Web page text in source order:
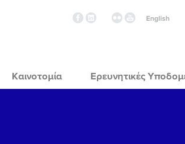
English
Καινοτομία Ερευνητικές